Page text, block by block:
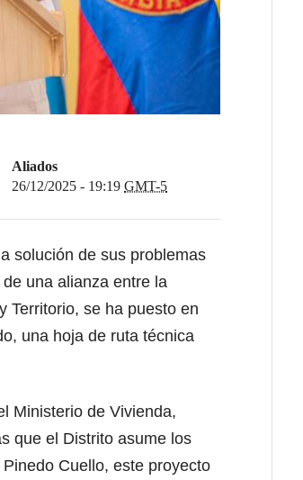
Aliados
26/12/2025 - 19:19 GMT-5
solución de sus problemas
una alianza entre la
Territorio, se ha puesto en
una hoja de ruta técnica
Ministerio de Vivienda,
que el Distrito asume los
Cuello, este proyecto